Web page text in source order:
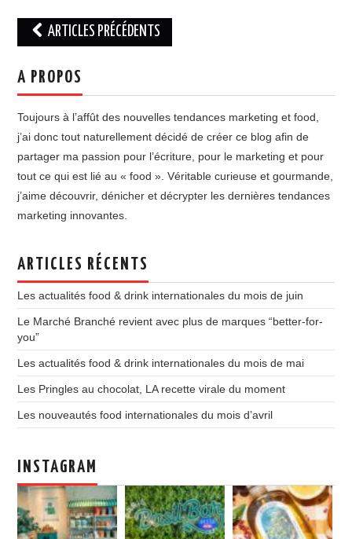
Navigation
des
articles
ARTICLES PRÉCÉDENTS
A PROPOS
Toujours à l’affût des nouvelles tendances marketing et food,
j’ai donc tout naturellement décidé de créer ce blog afin de
partager ma passion pour l’écriture, pour le marketing et pour
tout ce qui est lié au « food ». Véritable curieuse et gourmande,
j’aime découvrir, dénicher et décrypter les dernières tendances
marketing innovantes.
ARTICLES RÉCENTS
Les actualités food & drink internationales du mois de juin
Le Marché Branché revient avec plus de marques “better-for-
you”
Les actualités food & drink internationales du mois de mai
Les Pringles au chocolat, LA recette virale du moment
Les nouveautés food internationales du mois d’avril
INSTAGRAM